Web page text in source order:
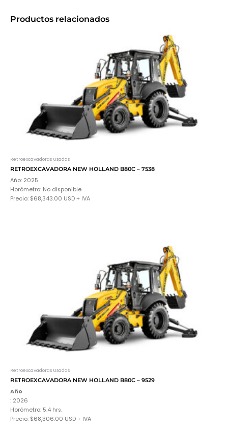
Productos relacionados
Retroexcavadoras Usadas
RETROEXCAVADORA NEW HOLLAND B80C – 7538
Año: 2025
Horómetro: No disponible
Precio: $68,343.00 USD + IVA
Retroexcavadoras Usadas
RETROEXCAVADORA NEW HOLLAND B80C – 9529
Año
: 2026
Horómetro: 5.4 hrs.
Precio: $68,306.00 USD + IVA